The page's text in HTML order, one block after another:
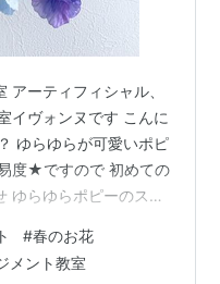
アーティフィシャル、
イヴォンヌです こんに
ゆらゆらが可愛いポピ
度★ですので 初めての
ゆらゆらポピーのスワ
ィフィシャルフラワー
よ ふわ～と可愛いポピ
#春のお花
メント教室